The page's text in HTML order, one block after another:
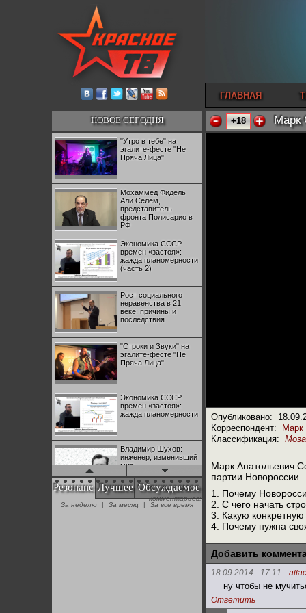
ГЛАВНАЯ
НОВОЕ СЕГОДНЯ
"Утро в тебе" на
эгалите-фесте "Не
Пряча Лица"
Мохаммед Фидель
Али Селем,
представитель
фронта Полисарио в
РФ
Экономика СССР
времен «застоя»:
жажда планомерности
(часть 2)
Рост социального
неравенства в 21
веке: причины и
последствия
"Строки и Звуки" на
эгалите-фесте "Не
Пряча Лица"
Экономика СССР
времен «застоя»:
жажда планомерности
Владимир Шухов:
инженер, изменивший
мир
"Аркадий Коц" на
эгалите-фесте "Не
Резонанс Лучшее Обсуждаемое
+28
+18 Марк
Опубликовано:
Корреспондент:
Марк
Классификация:
Марк Анатольевич
партии Новороссии.
1. Почему
2. С чего начать
3. Какую
4. Почему нужна
Добавить
18.09.2014 - 17:11
ну чтобы не
Ответить